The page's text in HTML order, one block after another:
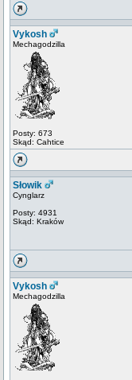
Vykosh
Mechagodzilla
Posty: 673
Skąd: Cahtice
Słowik
Cynglarz
Posty: 4931
Skąd: Kraków
Vykosh
Mechagodzilla